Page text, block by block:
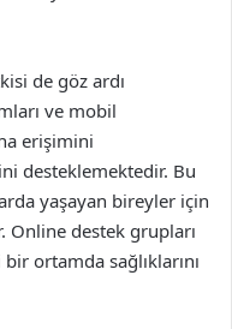
de göz ardı
ve mobil
erişimini
desteklemektedir. Bu
yaşayan bireyler için
Online destek grupları
ortamda sağlıklarını